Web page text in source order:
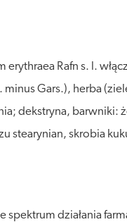
Rafn s. l.
Gars.), herba
dekstryna, barwniki:
stearynian, skrobia
działania